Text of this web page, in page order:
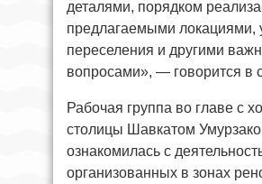
деталями, порядком
предлагаемыми локациями,
переселения и другими
вопросами», — говорится в
Рабочая группа во главе с
столицы Шавкатом
ознакомилась с
организованных в зонах